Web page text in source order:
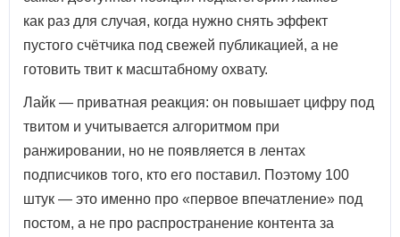
как раз для случая, когда нужно снять эффект
пустого счётчика под свежей публикацией, а не
готовить твит к масштабному охвату.
Лайк — приватная реакция: он повышает цифру под
твитом и учитывается алгоритмом при
ранжировании, но не появляется в лентах
подписчиков того, кто его поставил. Поэтому 100
штук — это именно про «первое впечатление» под
постом, а не про распространение контента за